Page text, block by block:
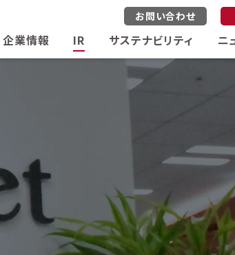
お問い合わせ
企業情報 IR サステナビリティ ニ